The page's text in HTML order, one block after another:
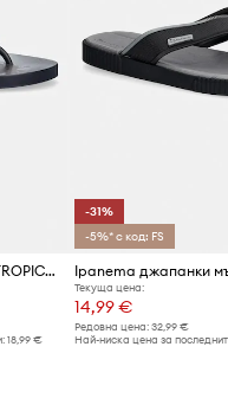
Ipanema джапанки мъжки TROPICAL III
18,99 €
-31%
-5%* с код: FS
Текуща цена:
14,99 €
Редовна цена:32,99 €
Най-ниска цена за